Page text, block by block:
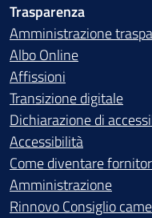
Trasparenza
Amministrazione
Albo Online
Affissioni
Transizione digitale
Dichiarazione di
Accessibilità
Come diventare
Amministrazione
Rinnovo Consiglio